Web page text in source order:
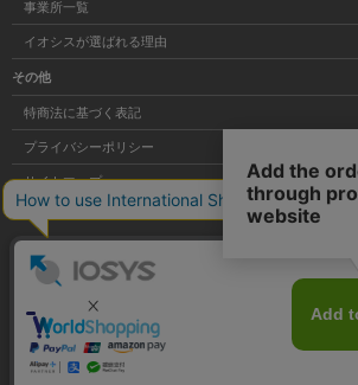
事業所一覧
イオシスが選ばれる理由
その他
特商法に基づく表記
プライバシーポリシー
サイトマップ
大阪府公安委員会発行 古物商許可証 第
Copyright © 株式会社イオシス All Rights